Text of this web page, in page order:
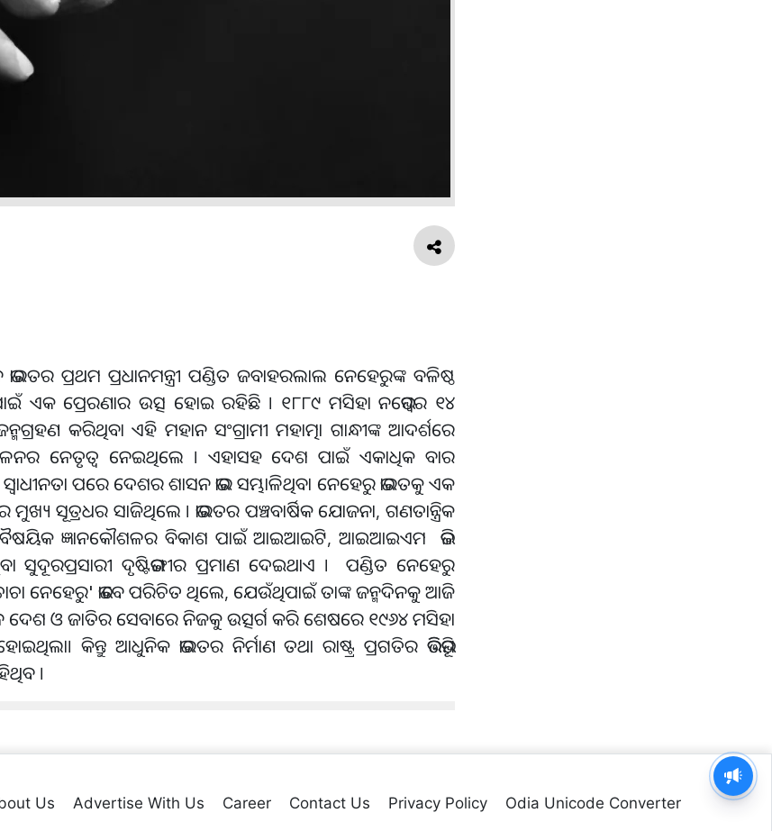
ଭାରତର ପ୍ରଥମ ପ୍ରଧାନମନ୍ତ୍ରୀ ପଣ୍ଡିତ ଜବାହରଲାଲ ନେହେରୁଙ୍କ ବଳିଷ୍ଠ
ଏକ ପ୍ରେରଣାର ଉତ୍ସ ହୋଇ ରହିଛି । ୧୮୮୯ ମସିହା ନଭେମ୍ବର ୧୪
କରିଥିବା ଏହି ମହାନ ସଂଗ୍ରାମୀ ମହାତ୍ମା ଗାନ୍ଧୀଙ୍କ ଆଦର୍ଶରେ
ନେତୃତ୍ୱ ନେଇଥିଲେ । ଏହାସହ ଦେଶ ପାଇଁ ଏକାଧିକ ବାର
ପରେ ଦେଶର ଶାସନ ଭାର ସମ୍ଭାଳିଥିବା ନେହେରୁ ଭାରତକୁ ଏକ
ମୁଖ୍ୟ ସୂତ୍ରଧର ସାଜିଥିଲେ । ଭାରତର ପଞ୍ଚବାର୍ଷିକ ଯୋଜନା, ଗଣତାନ୍ତ୍ରିକ
ବୈଷୟିକ ଜ୍ଞାନକୌଶଳର ବିକାଶ ପାଇଁ ଆଇଆଇଟି, ଆଇଆଇଏମ ଭଳି
ସୁଦୂରପ୍ରସାରୀ ଦୃଷ୍ଟିଭଙ୍ଗୀର ପ୍ରମାଣ ଦେଇଥାଏ । ପଣ୍ଡିତ ନେହେରୁ
ନେହେରୁ' ଭାବେ ପରିଚିତ ଥିଲେ, ଯେଉଁଥିପାଇଁ ତାଙ୍କ ଜନ୍ମଦିନକୁ ଆଜି
ଦେଶ ଓ ଜାତିର ସେବାରେ ନିଜକୁ ଉତ୍ସର୍ଗ କରି ଶେଷରେ ୧୯୬୪ ମସିହା
କିନ୍ତୁ ଆଧୁନିକ ଭାରତର ନିର୍ମାଣ ତଥା ରାଷ୍ଟ୍ର ପ୍ରଗତିର ଭିତ୍ତିଭୂମି
।
Us Advertise With Us Career Contact Us Privacy Policy Odia Unicode Converter